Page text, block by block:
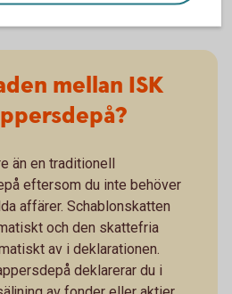
mellan ISK
än en traditionell
eftersom du inte behöver
affärer. Schablonskatten
och den skattefria
av i deklarationen.
deklarerar du i